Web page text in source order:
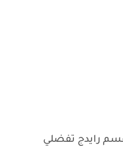
رايدج تفضلي